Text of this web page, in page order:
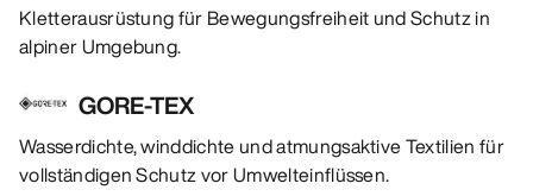
Kletterausrüstung für Bewegungsfreiheit und Schutz in
alpiner Umgebung.
GORE-TEX
Wasserdichte, winddichte und atmungsaktive Textilien für
vollständigen Schutz vor Umwelteinflüssen.